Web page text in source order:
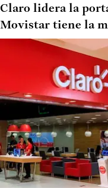
Claro lidera la
Movistar tiene la